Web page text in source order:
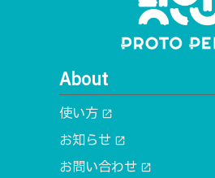
About
使い方 open_in_new
お知らせ open_in_new
お問い合わせ open_in_new